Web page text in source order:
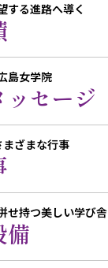
する進路へ導く
島女学院
セージ
ざまな行事
せ持つ美しい学び舎
備